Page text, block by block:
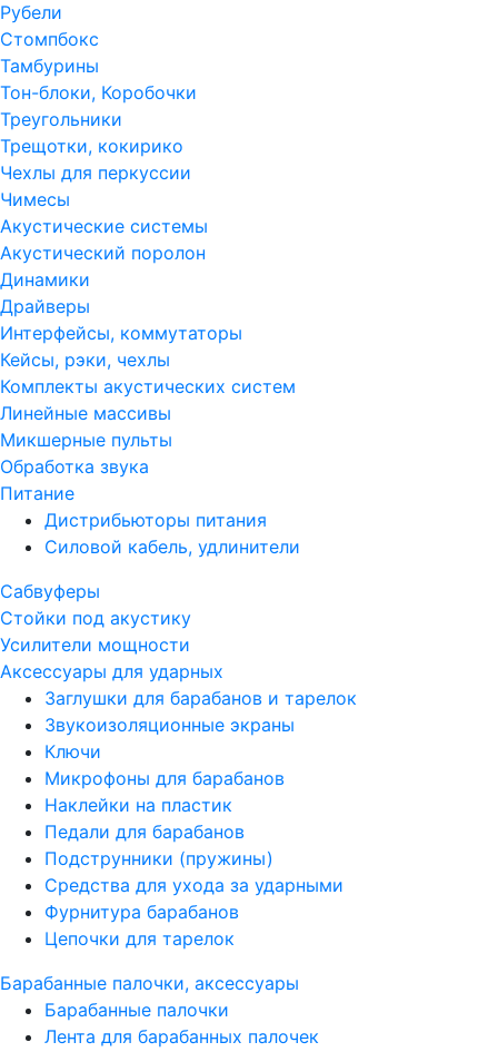
Рубели
Стомпбокс
Тамбурины
Тон-блоки, Коробочки
Треугольники
Трещотки, кокирико
Чехлы для перкуссии
Чимесы
Акустические системы
Акустический поролон
Динамики
Драйверы
Интерфейсы, коммутаторы
Кейсы, рэки, чехлы
Комплекты акустических систем
Линейные массивы
Микшерные пульты
Обработка звука
Питание
Дистрибьюторы питания
Силовой кабель, удлинители
Сабвуферы
Стойки под акустику
Усилители мощности
Аксессуары для ударных
Заглушки для барабанов и тарелок
Звукоизоляционные экраны
Ключи
Микрофоны для барабанов
Наклейки на пластик
Педали для барабанов
Подструнники (пружины)
Средства для ухода за ударными
Фурнитура барабанов
Цепочки для тарелок
Барабанные палочки, аксессуары
Барабанные палочки
Лента для барабанных палочек